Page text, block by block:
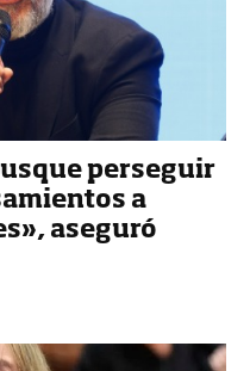
perseguir
a
aseguró